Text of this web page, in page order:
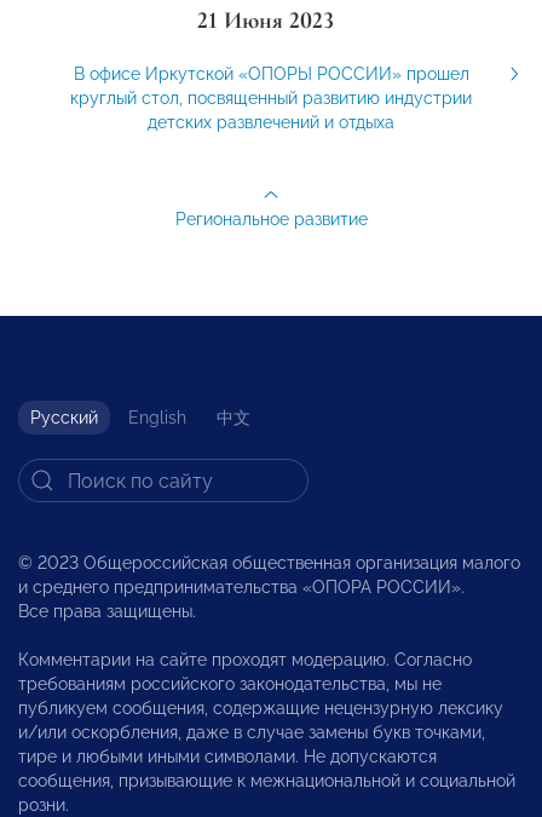
21 Июня 2023
В офисе Иркутской «ОПОРЫ РОССИИ» прошел
круглый стол, посвященный развитию индустрии
детских развлечений и отдыха
Региональное развитие
Русский English 中文
© 2023 Общероссийская общественная организация малого
и среднего предпринимательства «ОПОРА РОССИИ».
Все права защищены.
Комментарии на сайте проходят модерацию. Согласно
требованиям российского законодательства, мы не
публикуем сообщения, содержащие нецензурную лексику
и/или оскорбления, даже в случае замены букв точками,
тире и любыми иными символами. Не допускаются
сообщения, призывающие к межнациональной и социальной
розни.